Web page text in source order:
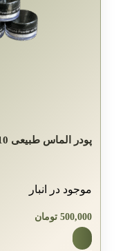
پودر الماس طبیعی 10 قیراطی گرید 1.0
موجود در انبار
500,000 تومان